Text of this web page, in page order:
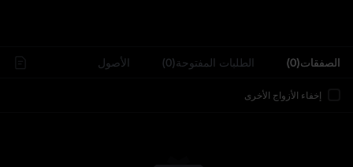
الصفقات(0) الطلبات المفتوحة(0) الأصول
إخفاء الأزواج الأخرى